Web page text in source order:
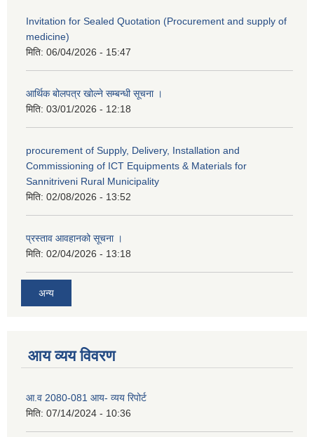
Invitation for Sealed Quotation (Procurement and supply of
medicine)
मिति: 06/04/2026 - 15:47
आर्थिक बोलपत्र खोल्ने सम्बन्धी सूचना ।
मिति: 03/01/2026 - 12:18
procurement of Supply, Delivery, Installation and
Commissioning of ICT Equipments & Materials for
Sannitriveni Rural Municipality
मिति: 02/08/2026 - 13:52
प्रस्ताव आवहानको सूचना ।
मिति: 02/04/2026 - 13:18
अन्य
आय व्यय विवरण
आ.व 2080-081 आय- व्यय रिपोर्ट
मिति: 07/14/2024 - 10:36